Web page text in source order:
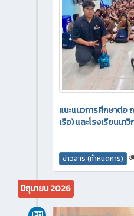
แนะแนวการศึกษาต่อ
เรือ) และโรงเรียนนา
ข่าวสาร (กำหนดการ)
มิถุนายน 2026